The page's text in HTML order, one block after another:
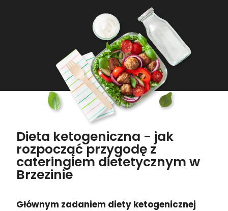
Dieta ketogeniczna - jak
rozpocząć przygodę z
cateringiem dietetycznym w
Brzezinie
Głównym zadaniem diety ketogenicznej